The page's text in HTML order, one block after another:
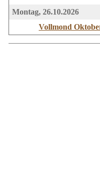
Montag, 26.10.2026
Vollmond